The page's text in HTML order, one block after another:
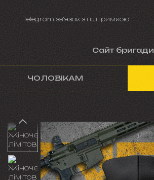
Telegram зв'язок з підтримкою
Сайт бригади
ЧОЛОВІКАМ